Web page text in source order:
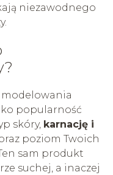
niezawodnego
popularność
skóry, karnację i
poziom Twoich
sam produkt
suchej, a inaczej